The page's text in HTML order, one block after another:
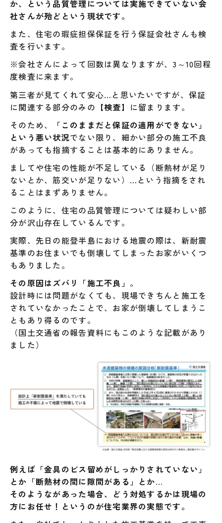
か、という品質管理については実施できていない会
社さんが殆どという現状です。
また、住宅の瑕疵担保保証を行う保証会社さんも検
査を行います。
※会社さんによって回数は異なりますが、3～10回程
度検査に来ます。
第三者が見てくれて安心…と思いたいですが、保証
に関連する部分のみの 【検査】 に留まります。
そのため、
「このままだと保証の適用ができない」
という悪い状況でない限り、細かい部分の施工不良
があっても指摘することは基本的にありません。
ましてや住宅の性能が不足している（断熱材が足り
ないとか、筋交いが足りない）…という指摘をされ
ることはまずありません。
このように、住宅の品質管理については疑わしい部
分が沢山存在しているんです。
実際、先日の能登半島における地震の際は、新耐震
基準のお住まいでも倒壊してしまったお家がいくつ
もありました。
その原因はズバリ「施工不良」 。
設計時には問題がなくても、現場できちんと施工を
されていなかったことで、お家が倒壊してしまうこ
ともあり得るのです。
（国土交通省の報告資料にもこのような記載があり
ました）
例えば「金具のビス留めがしっかりされていない」
とか「断熱材の間に隙間がある」とか…
そのようながあった場合、どう対処するかは現場の
方にお任せ！というのが住宅業界の実態です。